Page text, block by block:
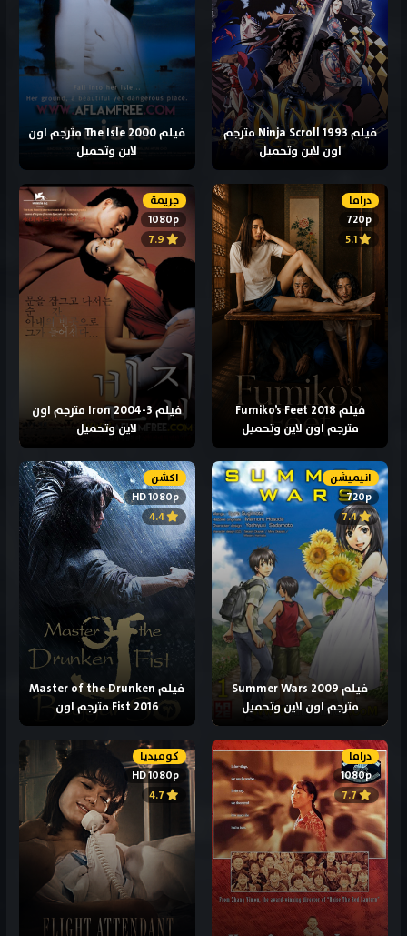
فيلم Ninja Scroll 1993 مترجم
اون لاين وتحميل
فيلم The Isle 2000 مترجم اون
لاين وتحميل
دراما
720p
5.1
فيلم Fumiko’s Feet 2018
مترجم اون لاين وتحميل
جريمة
1080p
فيلم 3-Iron 2004 مترجم اون
لاين وتحميل
انيميشن
720p
7.4
فيلم Summer Wars 2009
مترجم اون لاين وتحميل
اكشن
HD 1080p
4.4
فيلم Master of the Drunken
Fist 2016 مترجم اون
دراما
1080p
7.7
كوميديا
HD 1080p